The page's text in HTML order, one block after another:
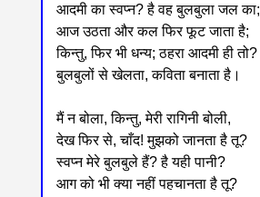
आदमी का स्वप्न? है वह बुलबुला जल का;
आज उठता और कल फिर फूट जाता है;
किन्तु, फिर भी धन्य; ठहरा आदमी ही तो?
बुलबुलों से खेलता, कविता बनाता है।
मैं न बोला, किन्तु, मेरी रागिनी बोली,
देख फिर से, चाँद! मुझको जानता है तू?
स्वप्न मेरे बुलबुले हैं? है यही पानी?
आग को भी क्या नहीं पहचानता है तू?